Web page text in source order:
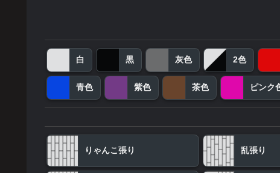
白 黒 灰色 2色
青色 紫色 茶色 ピンク
りゃんこ張り 乱張り